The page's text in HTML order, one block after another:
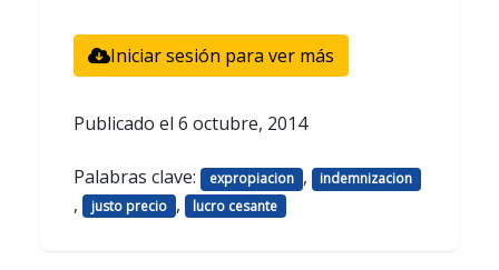
Iniciar sesión para ver más
Publicado el 6 octubre, 2014
Palabras clave: expropiacion , indemnizacion
, justo precio , lucro cesante